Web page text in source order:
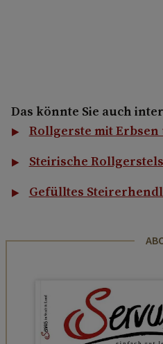
Das könnte Sie auch
Rollgerste mit Erbsen
Steirische
Gefülltes